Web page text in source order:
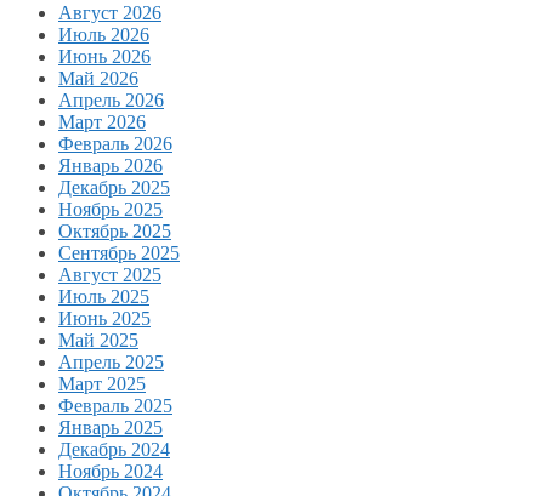
Август 2026
Июль 2026
Июнь 2026
Май 2026
Апрель 2026
Март 2026
Февраль 2026
Январь 2026
Декабрь 2025
Ноябрь 2025
Октябрь 2025
Сентябрь 2025
Август 2025
Июль 2025
Июнь 2025
Май 2025
Апрель 2025
Март 2025
Февраль 2025
Январь 2025
Декабрь 2024
Ноябрь 2024